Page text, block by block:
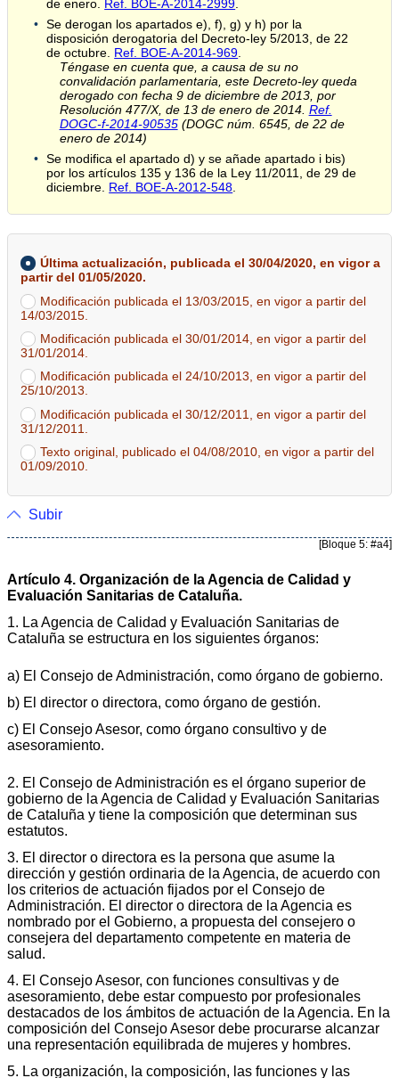
de enero. Ref. BOE-A-2014-2999
Se derogan los apartados e), f), g) y h) por la
disposición derogatoria del Decreto-ley 5/2013, de 22
de octubre. Ref. BOE-A-2014-969
Téngase en cuenta que, a causa de su no
convalidación parlamentaria, este Decreto-ley queda
derogado con fecha 9 de diciembre de 2013, por
Resolución 477/X, de 13 de enero de 2014. Ref.
DOGC-f-2014-90535(DOGC núm. 6545, de 22 de
enero de 2014)
Se modifica el apartado d) y se añade apartado i bis)
por los artículos 135 y 136 de la Ley 11/2011, de 29 de
diciembre. Ref. BOE-A-2012-548.
Última actualización, publicada el 30/04/2020, en vigor a
partir del 01/05/2020.
Modificación publicada el 13/03/2015, en vigor a partir del
14/03/2015.
Modificación publicada el 30/01/2014, en vigor a partir del
31/01/2014.
Modificación publicada el 24/10/2013, en vigor a partir del
25/10/2013.
Modificación publicada el 30/12/2011, en vigor a partir del
31/12/2011.
Texto original, publicado el 04/08/2010, en vigor a partir del
01/09/2010.
Subir
[Bloque 5: #a4]
Artículo 4. Organización de la Agencia de Calidad y
Evaluación Sanitarias de Cataluña.
1. La Agencia de Calidad y Evaluación Sanitarias de
Cataluña se estructura en los siguientes órganos:
a) El Consejo de Administración, como órgano de gobierno.
b) El director o directora, como órgano de gestión.
c) El Consejo Asesor, como órgano consultivo y de
asesoramiento.
2. El Consejo de Administración es el órgano superior de
gobierno de la Agencia de Calidad y Evaluación Sanitarias
de Cataluña y tiene la composición que determinan sus
estatutos.
3. El director o directora es la persona que asume la
dirección y gestión ordinaria de la Agencia, de acuerdo con
los criterios de actuación fijados por el Consejo de
Administración. El director o directora de la Agencia es
nombrado por el Gobierno, a propuesta del consejero o
consejera del departamento competente en materia de
salud.
4. El Consejo Asesor, con funciones consultivas y de
asesoramiento, debe estar compuesto por profesionales
destacados de los ámbitos de actuación de la Agencia. En la
composición del Consejo Asesor debe procurarse alcanzar
una representación equilibrada de mujeres y hombres.
5. La organización, la composición, las funciones y las